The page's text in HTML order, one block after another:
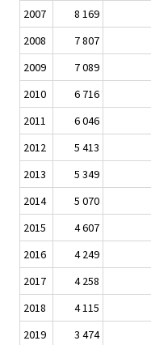
2007
8 169
2008
7 807
2009
7 089
2010
6 716
2011
6 046
2012
5 413
2013
5 349
2014
5 070
2015
4 607
2016
4 249
2017
4 258
2018
4 115
2019
3 474